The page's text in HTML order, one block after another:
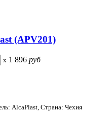
(APV201)
x 1 896 руб
AlcaPlast, Страна: Чехия